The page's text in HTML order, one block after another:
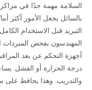
السلامة مهمة جدًا في مراكز
بالسائل يجعل الأمور أكثر
المهندسون بفحص المبردات
أجهزة التحكم عن بعد
درجة الحرارة أو الفشل.
والتدريب. وهذا يحافظ على